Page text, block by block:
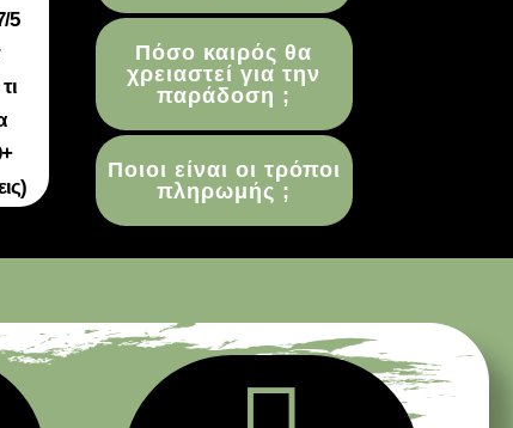
5
Πόσο καιρός θα
χρειαστεί για την
παράδοση ;
Ποιοι είναι οι τρόποι
πληρωμής ;